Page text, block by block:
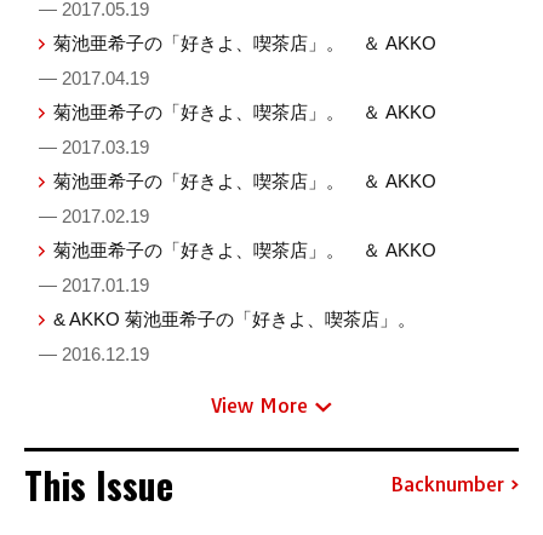
— 2017.05.19
菊池亜希子の「好きよ、喫茶店」。 ＆ AKKO
— 2017.04.19
菊池亜希子の「好きよ、喫茶店」。 ＆ AKKO
— 2017.03.19
菊池亜希子の「好きよ、喫茶店」。 ＆ AKKO
— 2017.02.19
菊池亜希子の「好きよ、喫茶店」。 ＆ AKKO
— 2017.01.19
& AKKO 菊池亜希子の「好きよ、喫茶店」。
— 2016.12.19
View More
This Issue Backnumber